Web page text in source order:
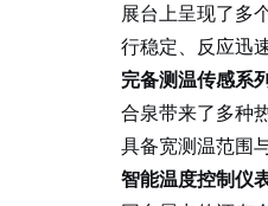
展台上呈现了多
行稳定、反应迅
完备测温传感系列
合泉带来了多种
具备宽测温范围
智能温度控制仪